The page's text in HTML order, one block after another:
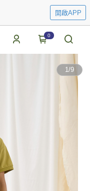
開啟APP
0
1/9